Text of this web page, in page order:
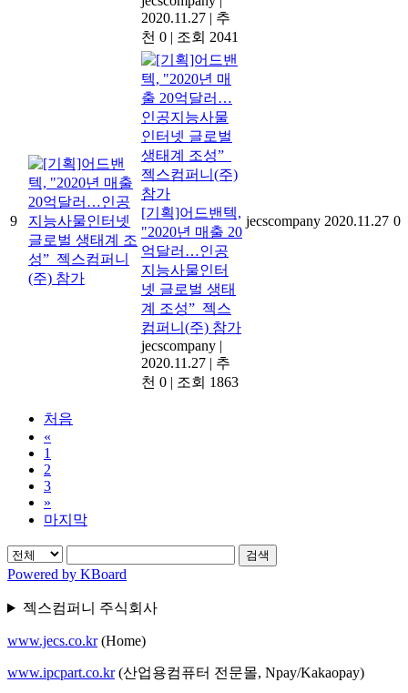
2020.11.27 | 추
천 0 | 조회 2041
9
[기획]어드밴텍,
"2020년 매출 20
억달러…인공
지능사물인터
넷 글로벌 생태
계 조성”_젝스
컴퍼니(주) 참가
jecscompany |
2020.11.27 | 추
천 0 | 조회 1863
jecscompany 2020.11.27 0
처음
«
1
2
3
»
마지막
검색
Powered by KBoard
젝스컴퍼니 주식회사
www.jecs.co.kr(Home)
www.ipcpart.co.kr(산업용컴퓨터 전문몰, Npay/Kakaopay)